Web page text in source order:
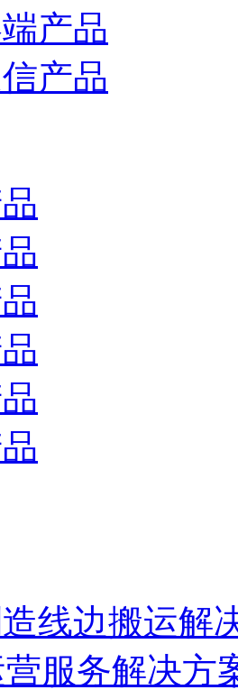
产品
产品
线边搬运解
营服务解决方